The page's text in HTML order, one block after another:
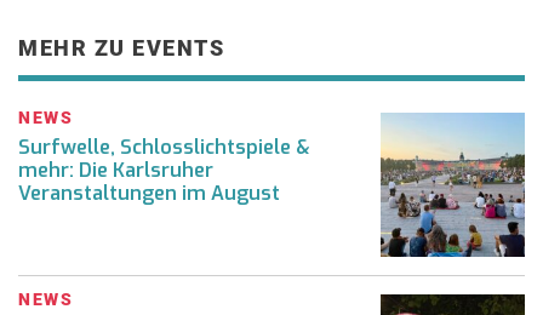
MEHR ZU EVENTS
NEWS
Surfwelle, Schlosslichtspiele &
mehr: Die Karlsruher
Veranstaltungen im August
NEWS